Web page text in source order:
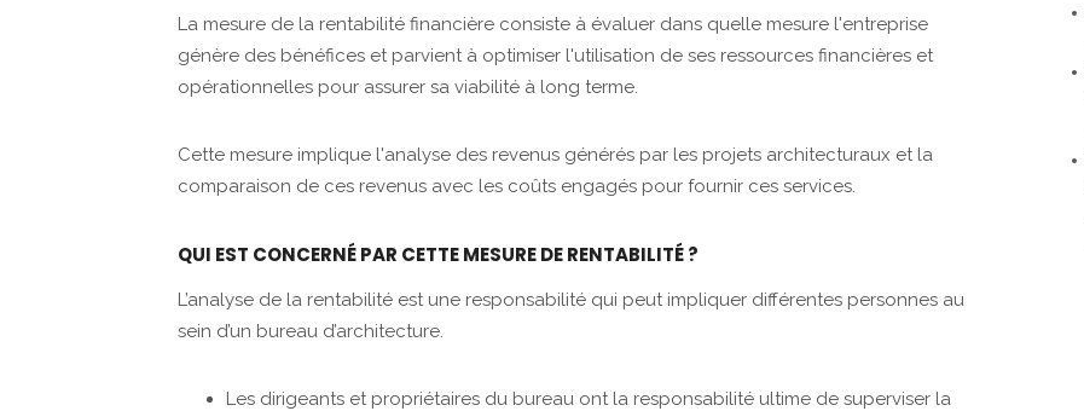
La mesure de la rentabilité financière consiste à évaluer dans quelle mesure l'entreprise
génère des bénéfices et parvient à optimiser l'utilisation de ses ressources financières et
opérationnelles pour assurer sa viabilité à long terme.
Cette mesure implique l'analyse des revenus générés par les projets architecturaux et la
comparaison de ces revenus avec les coûts engagés pour fournir ces services.
QUI EST CONCERNÉ PAR CETTE MESURE DE RENTABILITÉ ?
L’analyse de la rentabilité est une responsabilité qui peut impliquer différentes personnes au
sein d’un bureau d’architecture.
Les dirigeants et propriétaires du bureau ont la responsabilité ultime de superviser la